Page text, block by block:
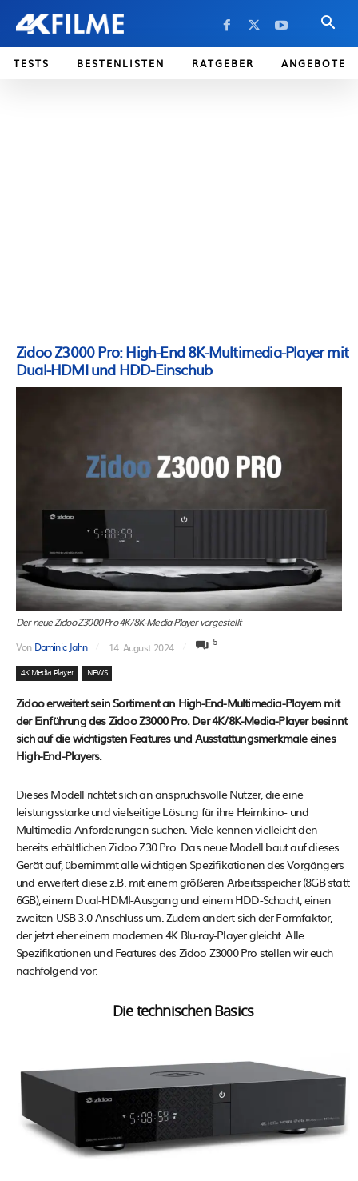
TESTS BESTENLISTEN RATGEBER ANGEBOTE
Zidoo Z3000 Pro: High-End 8K-Multimedia-Player mit
Dual-HDMI und HDD-Einschub
Der neue Zidoo Z3000 Pro 4K/8K-Media-Player vorgestellt
Von Dominic Jahn 14. August 2024 5
4K Media Player NEWS
Zidoo erweitert sein Sortiment an High-End-Multimedia-Playern mit
der Einführung des Zidoo Z3000 Pro. Der 4K/8K-Media-Player besinnt
sich auf die wichtigsten Features und Ausstattungsmerkmale eines
High-End-Players.
Dieses Modell richtet sich an anspruchsvolle Nutzer, die eine
leistungsstarke und vielseitige Lösung für ihre Heimkino- und
Multimedia-Anforderungen suchen. Viele kennen vielleicht den
bereits erhältlichen Zidoo Z30 Pro. Das neue Modell baut auf dieses
Gerät auf, übernimmt alle wichtigen Spezifikationen des Vorgängers
und erweitert diese z.B. mit einem größeren Arbeitsspeicher (8GB statt
6GB), einem Dual-HDMI-Ausgang und einem HDD-Schacht, einen
zweiten USB 3.0-Anschluss um. Zudem ändert sich der Formfaktor,
der jetzt eher einem modernen 4K Blu-ray-Player gleicht. Alle
Spezifikationen und Features des Zidoo Z3000 Pro stellen wir euch
nachfolgend vor:
Die technischen Basics